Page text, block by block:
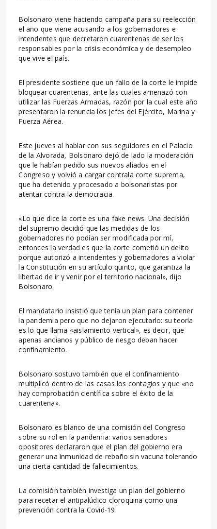
Bolsonaro viene haciendo campaña para su reelección
el año que viene acusando a los gobernadores e
intendentes que decretaron cuarentenas de ser los
responsables por la crisis económica y de desempleo
que vive el país.
El presidente sostiene que un fallo de la corte le impide
bloquear cuarentenas, ante las cuales amenazó con
utilizar las Fuerzas Armadas, razón por la cual este año
presentaron la renuncia los jefes del Ejército, Marina y
Fuerza Aérea.
Este jueves al hablar con sus seguidores en el Palacio
de la Alvorada, Bolsonaro dejó de lado la moderación
que le habían pedido sus nuevos aliados en el
Congreso y volvió a cargar contrala corte suprema,
que ha detenido y procesado a bolsonaristas por
atentar contra la democracia.
«Lo que dice la corte es una fake news. Una decisión
del supremo decidió que las medidas de los
gobernadores no podían ser modificada por mí,
entonces la verdad es que la corte cometió un delito
porque autorizó a intendentes y gobernadores a violar
la Constitución en su artículo quinto, que garantiza la
libertad de ir y venir por el territorio nacional», dijo
Bolsonaro.
El mandatario insistió que tenía un plan para contener
la pandemia pero que no dejaron ejecutarlo: su teoría
es lo que llama «aislamiento vertical», es decir, que
apenas ancianos y público de riesgo deban hacer
confinamiento.
Bolsonaro sostuvo también que el confinamiento
multiplicó dentro de las casas los contagios y que «no
hay comprobación científica sobre el éxito de la
cuarentena».
Bolsonaro es blanco de una comisión del Congreso
sobre su rol en la pandemia: varios senadores
opositores declararon que el plan del gobierno era
generar una inmunidad de rebaño sin vacuna tolerando
una cierta cantidad de fallecimientos.
La comisión también investiga un plan del gobierno
para recetar el antipalúdico cloroquina como una
prevención contra la Covid-19.